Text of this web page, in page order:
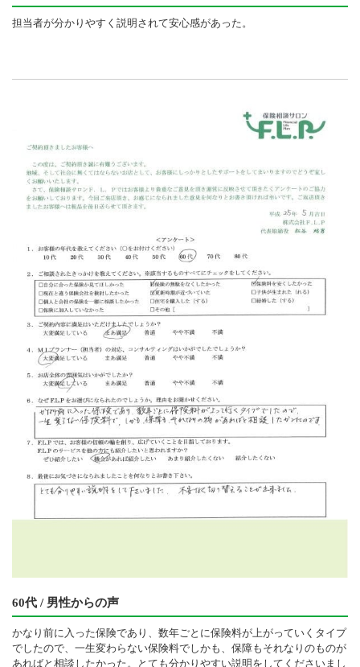
担当者が分かりやすく説明されて安心感があった。
60代 / 男性からの声
かなり前に入った保険であり、数年ごとに保険料が上がっていくタイプ
でしたので、一生変わらない保険料でしかも、保障もそれなりのものが
あればと相談したかった。とても分かりやすい説明をしてくださいまし